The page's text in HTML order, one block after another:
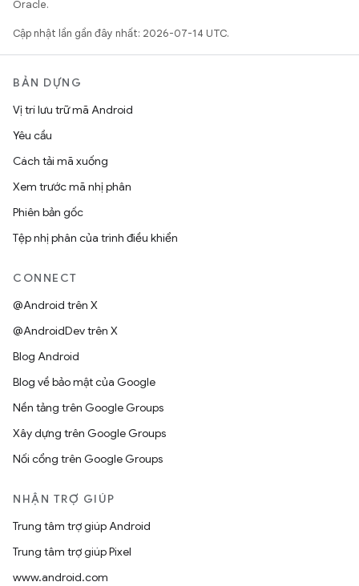
Oracle.
Cập nhật lần gần đây nhất: 2026-07-14 UTC.
BẢN DỰNG
Vị trí lưu trữ mã Android
Yêu cầu
Cách tải mã xuống
Xem trước mã nhị phân
Phiên bản gốc
Tệp nhị phân của trình điều khiển
CONNECT
@Android trên X
@AndroidDev trên X
Blog Android
Blog về bảo mật của Google
Nền tảng trên Google Groups
Xây dựng trên Google Groups
Nối cổng trên Google Groups
NHẬN TRỢ GIÚP
Trung tâm trợ giúp Android
Trung tâm trợ giúp Pixel
www.android.com